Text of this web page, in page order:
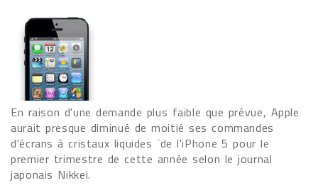
En raison d'une demande plus faible que prévue, Apple
aurait presque diminué de moitié ses commandes
d'écrans à cristaux liquides ¨de l'iPhone 5 pour le
premier trimestre de cette année selon le journal
japonais Nikkei.